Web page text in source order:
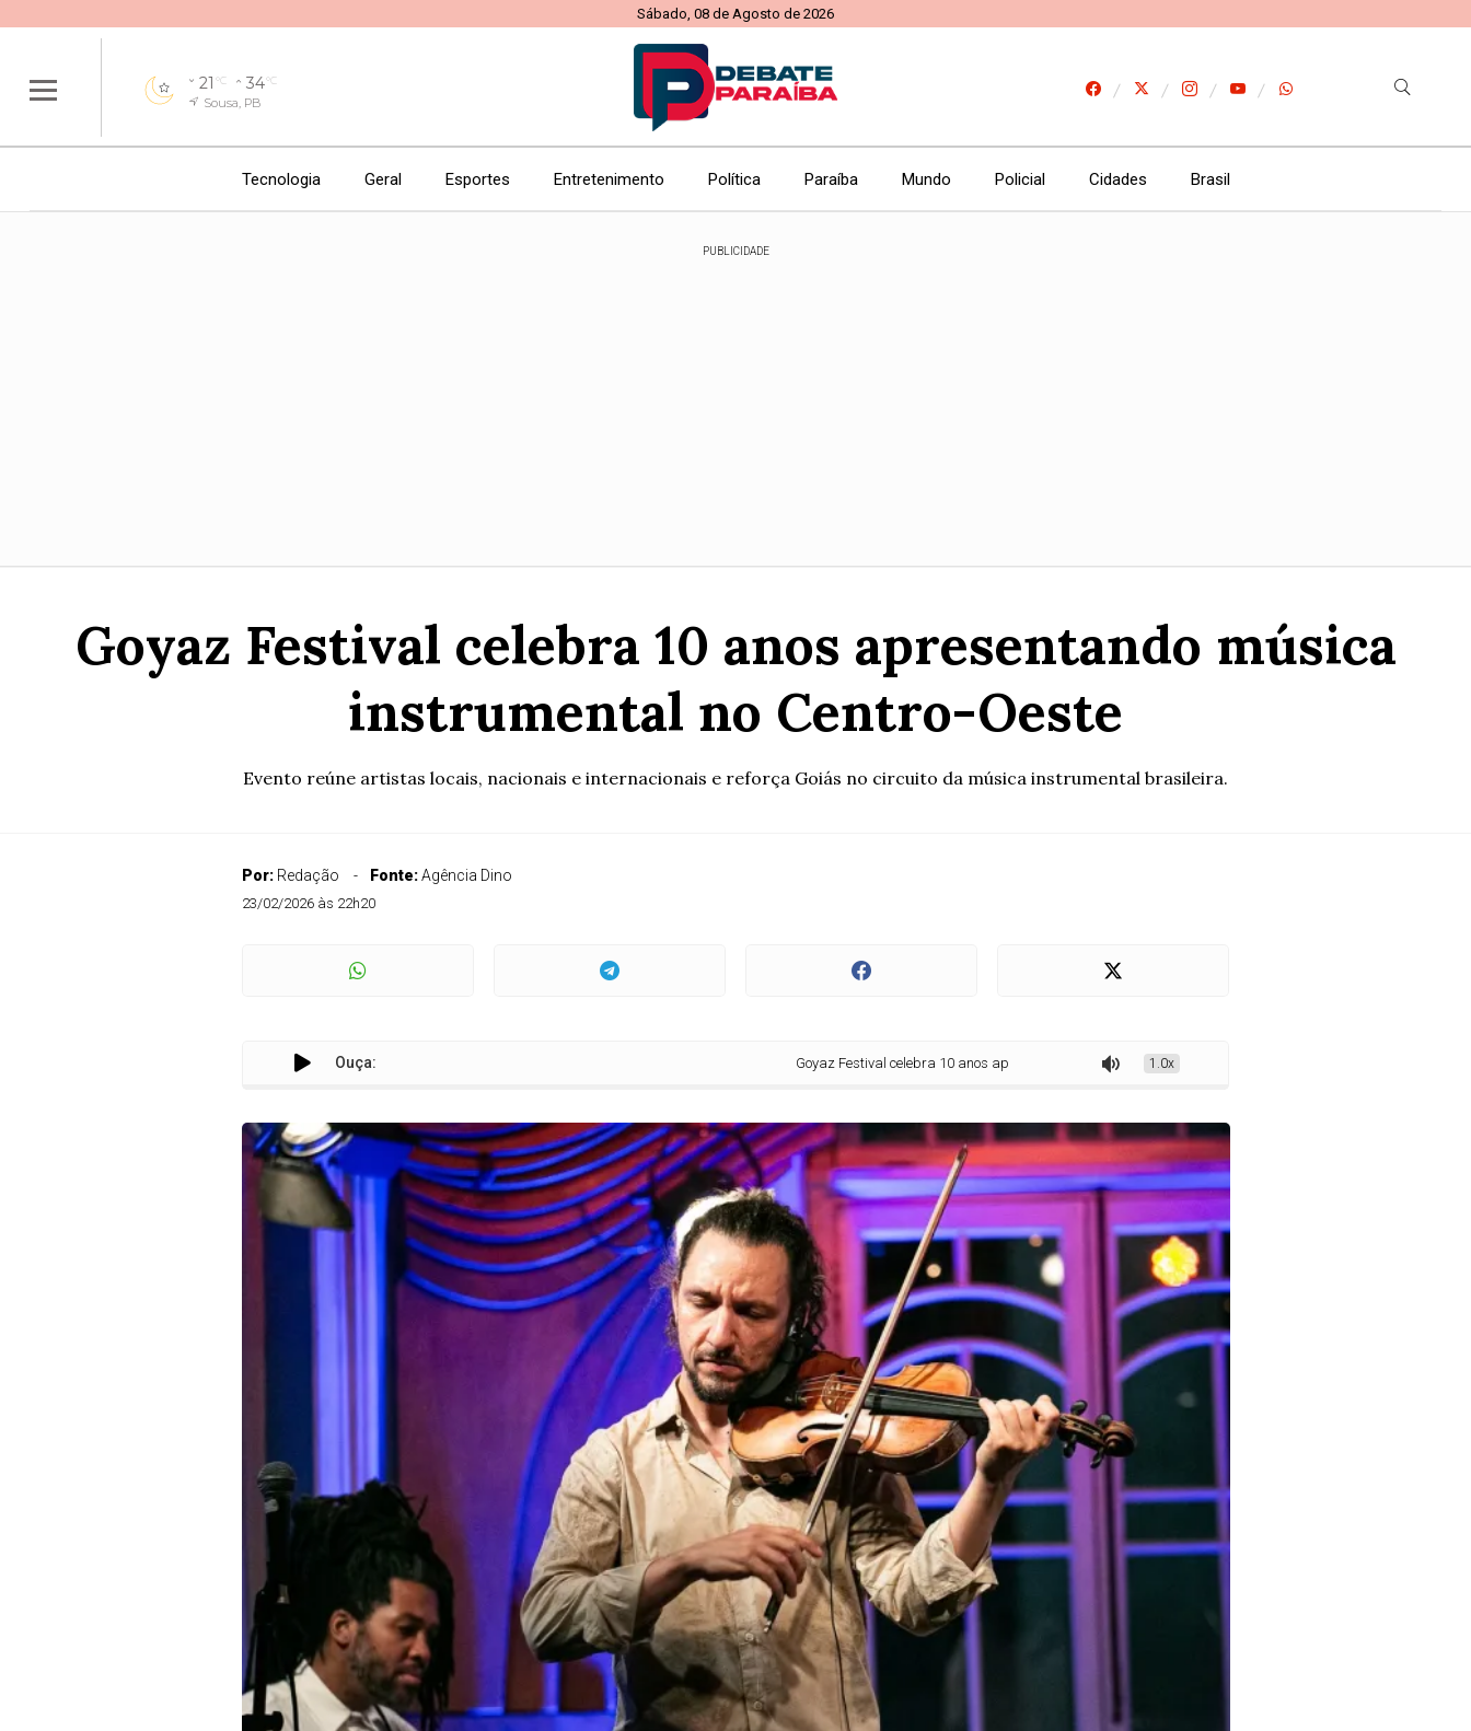
Sábado, 08 de Agosto de 2026
21 °C 34°C
Sousa, PB
Tecnologia Geral Esportes Entretenimento Política Paraíba Mundo Policial Cidades Brasil
PUBLICIDADE
Goyaz Festival celebra 10 anos apresentando música
instrumental no Centro-Oeste
Evento reúne artistas locais, nacionais e internacionais e reforça Goiás no circuito da música instrumental brasileira.
Por: Redação Fonte:Agência Dino
23/02/2026 às 22h20
Ouça: Goyaz Festival celebra 10 anos apresentando música instrumental no Centro-Oeste
1.0x